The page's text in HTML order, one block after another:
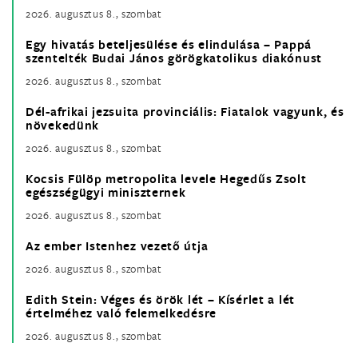
2026. augusztus 8., szombat
Egy hivatás beteljesülése és elindulása – Pappá
szentelték Budai János görögkatolikus diakónust
2026. augusztus 8., szombat
Dél-afrikai jezsuita provinciális: Fiatalok vagyunk, és
növekedünk
2026. augusztus 8., szombat
Kocsis Fülöp metropolita levele Hegedűs Zsolt
egészségügyi miniszternek
2026. augusztus 8., szombat
Az ember Istenhez vezető útja
2026. augusztus 8., szombat
Edith Stein: Véges és örök lét – Kísérlet a lét
értelméhez való felemelkedésre
2026. augusztus 8., szombat